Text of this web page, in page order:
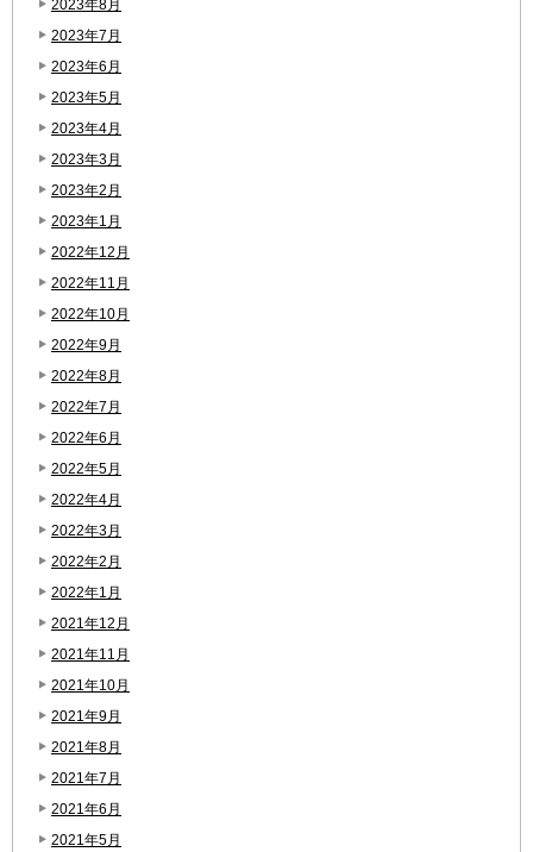
2023年8月
2023年7月
2023年6月
2023年5月
2023年4月
2023年3月
2023年2月
2023年1月
2022年12月
2022年11月
2022年10月
2022年9月
2022年8月
2022年7月
2022年6月
2022年5月
2022年4月
2022年3月
2022年2月
2022年1月
2021年12月
2021年11月
2021年10月
2021年9月
2021年8月
2021年7月
2021年6月
2021年5月